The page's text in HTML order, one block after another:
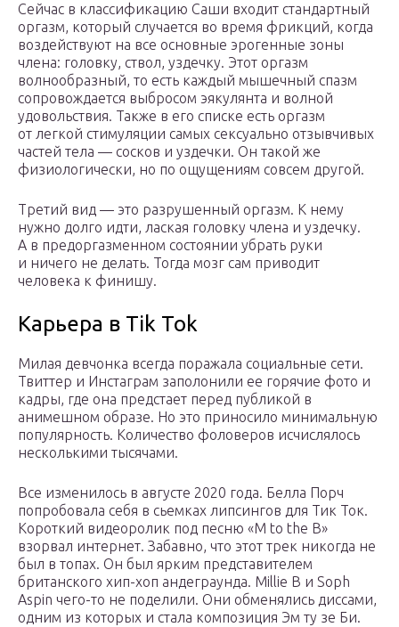
Сейчас в классификацию Саши входит стандартный
оргазм, который случается во время фрикций, когда
воздействуют на все основные эрогенные зоны
члена: головку, ствол, уздечку. Этот оргазм
волнообразный, то есть каждый мышечный спазм
сопровождается выбросом эякулянта и волной
удовольствия. Также в его списке есть оргазм
от легкой стимуляции самых сексуально отзывчивых
частей тела — сосков и уздечки. Он такой же
физиологически, но по ощущениям совсем другой.
Третий вид — это разрушенный оргазм. К нему
нужно долго идти, лаская головку члена и уздечку.
А в предоргазменном состоянии убрать руки
и ничего не делать. Тогда мозг сам приводит
человека к финишу.
Карьера в Tik Tok
Милая девчонка всегда поражала социальные сети.
Твиттер и Инстаграм заполонили ее горячие фото и
кадры, где она предстает перед публикой в
анимешном образе. Но это приносило минимальную
популярность. Количество фоловеров исчислялось
несколькими тысячами.
Все изменилось в августе 2020 года. Белла Порч
попробовала себя в сьемках липсингов для Тик Ток.
Короткий видеоролик под песню «M to the B»
взорвал интернет. Забавно, что этот трек никогда не
был в топах. Он был ярким представителем
британского хип-хоп андеграунда. Millie B и Soph
Aspin чего-то не поделили. Они обменялись диссами,
одним из которых и стала композиция Эм ту зе Би.